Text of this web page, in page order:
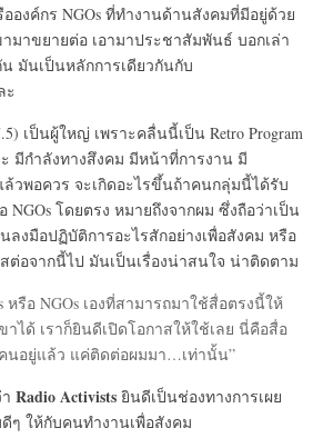
องค์กร NGOs ที่ทำงานด้านสังคมที่มีอยู่ด้วย
ามาขยายต่อ เอามาประชาสัมพันธ์ บอกเล่า
มันเป็นหลักการเดียวกันกับ
ะ
เป็นผู้ใหญ่ เพราะคลื่นนี้เป็น Retro Program
มีกำลังทางสึงคม มีหน้าที่การงาน มี
วพอควร จะเกิดอะไรขึ้นถ้าคนกลุ่มนี้ได้รับ
NGOs โดยตรง หมายถึงจากผม ซึ่งถือว่าเป็น
ลงมือปฏิบัติการอะไรสักอย่างเพื่อสังคม หรือ
ต่อจากนี้ไป มันเป็นเรื่องน่าสนใจ น่าติดตาม
หรือ NGOs เองที่สามารถมาใช้สื่อตรงนี้ให้
ได้ เราก็ยินดีเปิดโอกาสให้ใช้เลย นี่คือสื่อ
นอยู่แล้ว แค่ติดต่อผมมา…เท่านั้น”
Radio Activistsยินดีเป็นช่องทางการเผย
ๆ ให้กับคนทำงานเพื่อสังคม